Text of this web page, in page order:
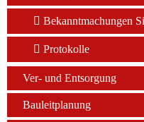
Bekanntmachungen
Protokolle
Ver- und Entsorgung
Bauleitplanung